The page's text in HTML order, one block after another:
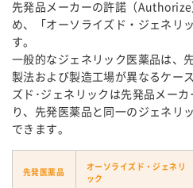
先発品メーカーの許諾（
め、「オーソライズド・ジェネリ
す。
一般的なジェネリック医薬品は、
製法および製造工場が異なるケー
ズド･ジェネリックは先発品メー
り、先発医薬品と同一のジェネリ
できます。
先発医薬品
オーソライズド・ジェネリ
ック